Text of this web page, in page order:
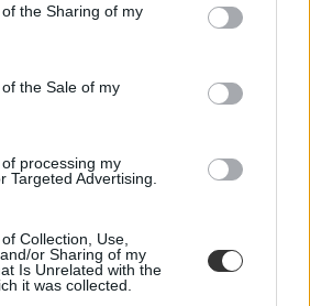
the Sharing of my
the Sale of my
processing my
Targeted Advertising.
Collection, Use,
or Sharing of my
Is Unrelated with the
it was collected.